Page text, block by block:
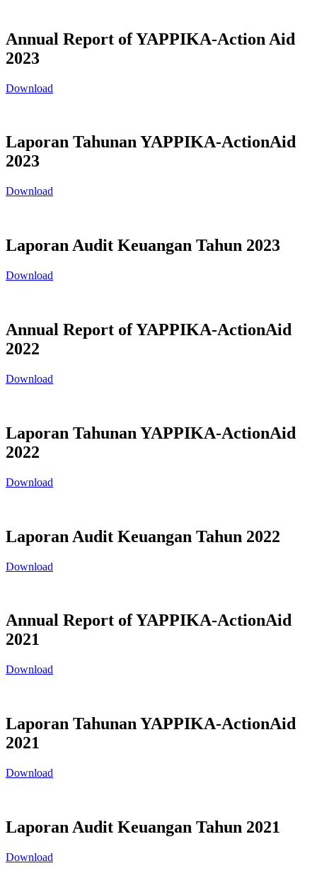
Annual Report of YAPPIKA-Action Aid
2023
Download
Laporan Tahunan YAPPIKA-ActionAid
2023
Download
Laporan Audit Keuangan Tahun 2023
Download
Annual Report of YAPPIKA-ActionAid
2022
Download
Laporan Tahunan YAPPIKA-ActionAid
2022
Download
Laporan Audit Keuangan Tahun 2022
Download
Annual Report of YAPPIKA-ActionAid
2021
Download
Laporan Tahunan YAPPIKA-ActionAid
2021
Download
Laporan Audit Keuangan Tahun 2021
Download